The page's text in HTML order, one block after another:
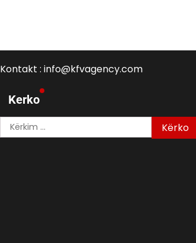
Kontakt : info@kfvagency.com
Kerko
Kërko
për: